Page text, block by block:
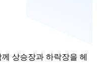
상승장과 하락장을 헤